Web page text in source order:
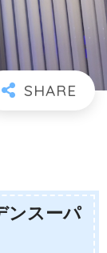
ンスーパ